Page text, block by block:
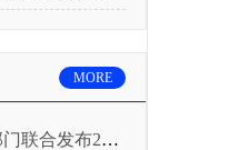
MORE
春节期间消费提示